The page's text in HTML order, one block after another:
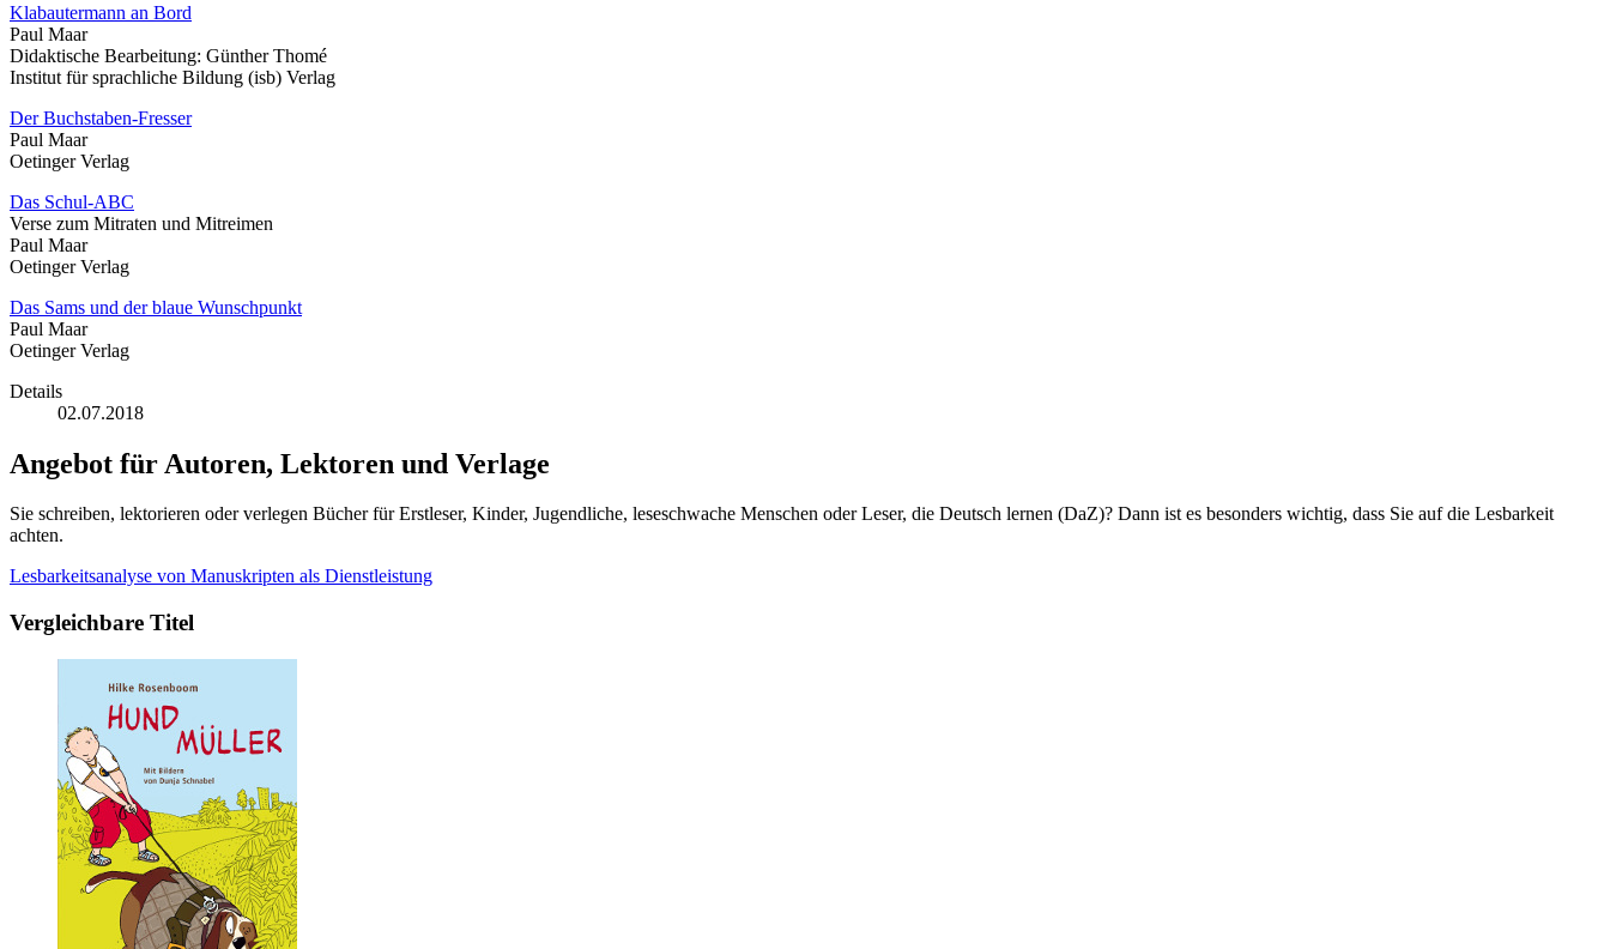
Klabautermann an Bord
Paul Maar
Didaktische Bearbeitung: Günther Thomé
Institut für sprachliche Bildung (isb) Verlag
Der Buchstaben-Fresser
Paul Maar
Oetinger Verlag
Das Schul-ABC
Verse zum Mitraten und Mitreimen
Paul Maar
Oetinger Verlag
Das Sams und der blaue Wunschpunkt
Paul Maar
Oetinger Verlag
Details
02.07.2018
Angebot für Autoren, Lektoren und Verlage
Sie schreiben, lektorieren oder verlegen Bücher für Erstleser, Kinder, Jugendliche, leseschwache Menschen oder Leser, die Deutsch lernen (DaZ)? Dann ist es besonders wichtig, dass Sie auf die Lesbarkeit
achten.
Lesbarkeitsanalyse von Manuskripten als Dienstleistung
Vergleichbare Titel